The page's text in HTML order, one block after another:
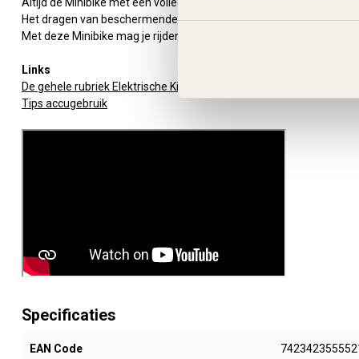
Het dragen van beschermende kleding en een helm
Met deze Minibike mag je rijden op "eigen terrein".
Links
De gehele rubriek Elektrische Kindermotor
Tips accugebruik
Specificaties
EAN Code